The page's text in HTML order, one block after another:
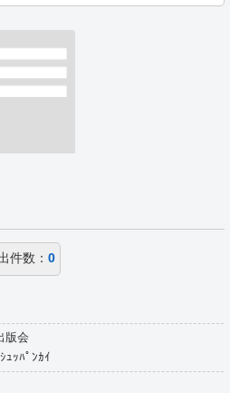
件数： 0
版会
ｭｯﾊﾟﾝｶｲ